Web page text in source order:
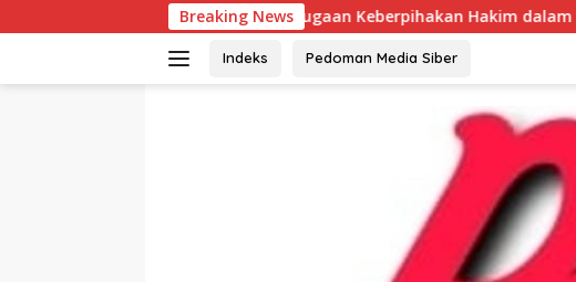
ke
Breaking News
Dugaan Keberpihakan Hakim dalam Praperadilan di PN
Indeks Pedoman Media Siber